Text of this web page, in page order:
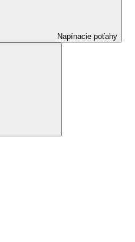
Napínacie poťahy